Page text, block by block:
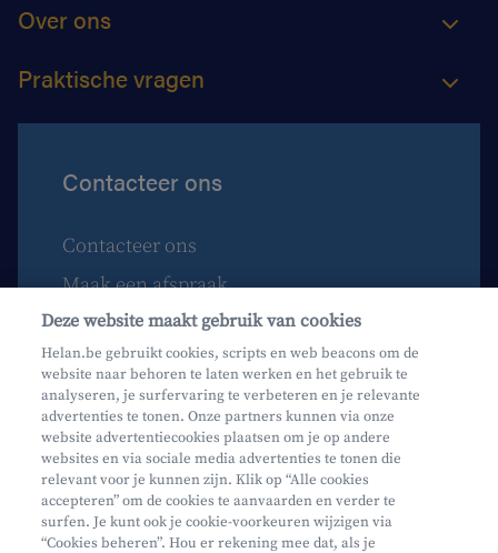
Over ons
Praktische vragen
Contacteer ons
Contacteer ons
Maak een afspraak
Waar vind je ons?
Phishing
Mifid
Deze website maakt gebruik van cookies
Helan.be gebruikt cookies, scripts en web beacons om de
website naar behoren te laten werken en het gebruik te
analyseren, je surfervaring te verbeteren en je relevante
advertenties te tonen. Onze partners kunnen via onze
website advertentiecookies plaatsen om je op andere
websites en via sociale media advertenties te tonen die
relevant voor je kunnen zijn. Klik op “Alle cookies
accepteren” om de cookies te aanvaarden en verder te
surfen. Je kunt ook je cookie-voorkeuren wijzigen via
“Cookies beheren”. Hou er rekening mee dat, als je